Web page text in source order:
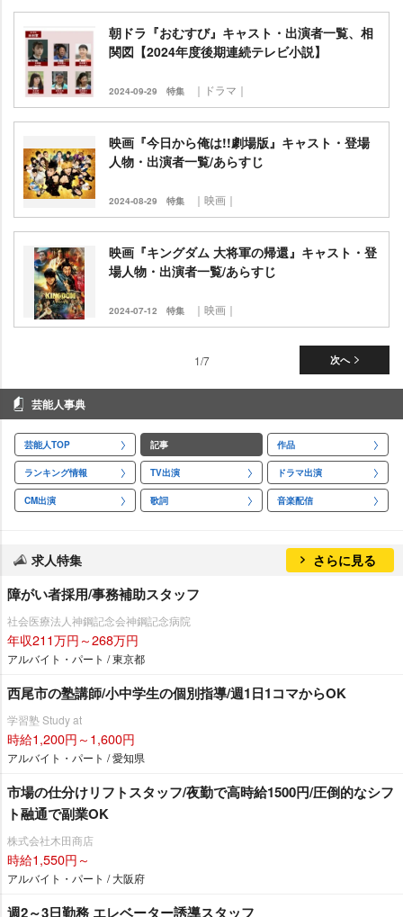
朝ドラ『おむすび』キャスト・出演者一覧、相
関図【2024年度後期連続テレビ小説】
2024-09-29 特集 ｜ドラマ｜
映画『今日から俺は!!劇場版』キャスト・登場
人物・出演者一覧/あらすじ
2024-08-29 特集 ｜映画｜
映画『キングダム 大将軍の帰還』キャスト・登
場人物・出演者一覧/あらすじ
2024-07-12 特集 ｜映画｜
次へ
1/7
芸能人事典
芸能人TOP 記事 作品
ランキング情報 TV出演 ドラマ出演
CM出演 歌詞 音楽配信
求人特集 さらに見る
障がい者採用/事務補助スタッフ
社会医療法人神鋼記念会神鋼記念病院
年収211万円～268万円
アルバイト・パート / 東京都
西尾市の塾講師/小中学生の個別指導/週1日1コマからOK
学習塾 Study at
時給1,200円～1,600円
アルバイト・パート / 愛知県
市場の仕分けリフトスタッフ/夜勤で高時給1500円/圧倒的なシフ
ト融通で副業OK
株式会社木田商店
時給1,550円～
アルバイト・パート / 大阪府
週2～3日勤務 エレベーター誘導スタッフ